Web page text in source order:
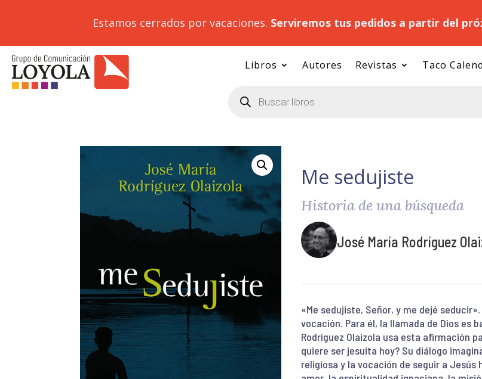
Estamos cerrados por vacaciones. Serviremos tus pedidos a partir del
Libros Autores Revistas Taco
productos
Me sedujiste
Historia de una búsqueda
José María Rodríguez
«Me sedujiste, Señor, y me dejé
vocación. Para él, la llamada de Dios es
Rodríguez Olaizola usa esta afirmación
quiere ser jesuita hoy? Su diálogo
religiosa y la vocación de seguir a